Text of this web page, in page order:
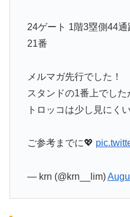
24ゲート 1階3塁側44
21番
メルマガ先行でした！
スタンドの1番上でし
トロッコは少し見にく
ご参考までに💖
— krn (@krn__lim)